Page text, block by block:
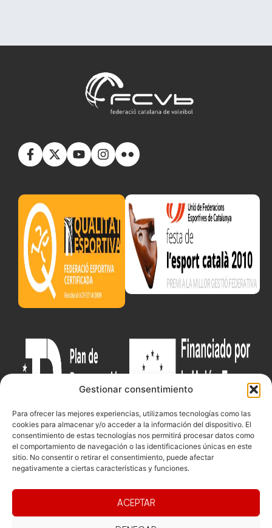
Gestionar consentimiento
Para ofrecer las mejores experiencias, utilizamos tecnologías como las
cookies para almacenar y/o acceder a la información del dispositivo. El
consentimiento de estas tecnologías nos permitirá procesar datos como
el comportamiento de navegación o las identificaciones únicas en este
sitio. No consentir o retirar el consentimiento, puede afectar
negativamente a ciertas características y funciones.
ACEPTAR
Junta
CompeticionsDocumentacio
Transparència
Eleccions
Contacte
08003